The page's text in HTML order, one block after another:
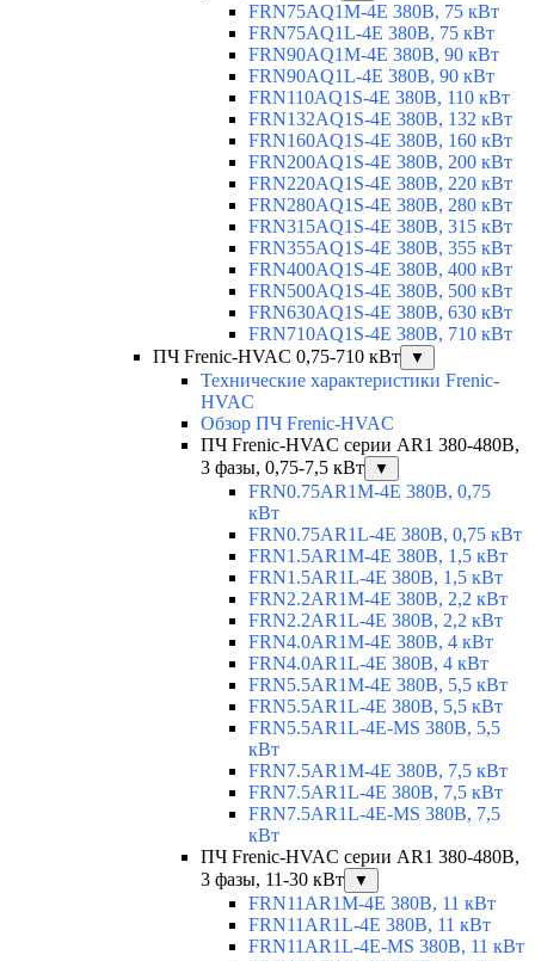
FRN75AQ1M-4E 380В, 75 кВт
FRN75AQ1L-4E 380В, 75 кВт
FRN90AQ1M-4E 380В, 90 кВт
FRN90AQ1L-4E 380В, 90 кВт
FRN110AQ1S-4E 380В, 110 кВт
FRN132AQ1S-4E 380В, 132 кВт
FRN160AQ1S-4E 380В, 160 кВт
FRN200AQ1S-4E 380В, 200 кВт
FRN220AQ1S-4E 380В, 220 кВт
FRN280AQ1S-4E 380В, 280 кВт
FRN315AQ1S-4E 380В, 315 кВт
FRN355AQ1S-4E 380В, 355 кВт
FRN400AQ1S-4E 380В, 400 кВт
FRN500AQ1S-4E 380В, 500 кВт
FRN630AQ1S-4E 380В, 630 кВт
FRN710AQ1S-4E 380В, 710 кВт
ПЧ Frenic-HVAC 0,75-710 кВт
▼
Технические характеристики Frenic-
HVAC
Обзор ПЧ Frenic-HVAC
ПЧ Frenic-HVAC серии AR1 380-480В,
3 фазы, 0,75-7,5 кВт
▼
FRN0.75AR1M-4E 380В, 0,75
кВт
FRN0.75AR1L-4E 380В, 0,75 кВт
FRN1.5AR1M-4E 380В, 1,5 кВт
FRN1.5AR1L-4E 380В, 1,5 кВт
FRN2.2AR1M-4E 380В, 2,2 кВт
FRN2.2AR1L-4E 380В, 2,2 кВт
FRN4.0AR1M-4E 380В, 4 кВт
FRN4.0AR1L-4E 380В, 4 кВт
FRN5.5AR1M-4E 380В, 5,5 кВт
FRN5.5AR1L-4E 380В, 5,5 кВт
FRN5.5AR1L-4E-MS 380В, 5,5
кВт
FRN7.5AR1M-4E 380В, 7,5 кВт
FRN7.5AR1L-4E 380В, 7,5 кВт
FRN7.5AR1L-4E-MS 380В, 7,5
кВт
ПЧ Frenic-HVAC серии AR1 380-480В,
3 фазы, 11-30 кВт
▼
FRN11AR1M-4E 380В, 11 кВт
FRN11AR1L-4E 380В, 11 кВт
FRN11AR1L-4E-MS 380В, 11 кВт